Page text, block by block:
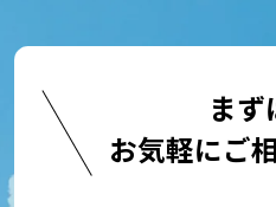
まず
お気軽にご